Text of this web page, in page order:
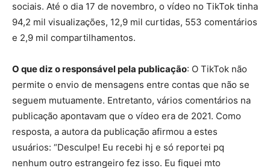
sociais. Até o dia 17 de novembro, o vídeo no TikTok tinha
94,2 mil visualizações, 12,9 mil curtidas, 553 comentários
e 2,9 mil compartilhamentos.
O que diz o responsável pela publicação: O TikTok não
permite o envio de mensagens entre contas que não se
seguem mutuamente. Entretanto, vários comentários na
publicação apontavam que o vídeo era de 2021. Como
resposta, a autora da publicação afirmou a estes
usuários: “Desculpe! Eu recebi hj e só reportei pq
nenhum outro estrangeiro fez isso. Eu fiquei mto